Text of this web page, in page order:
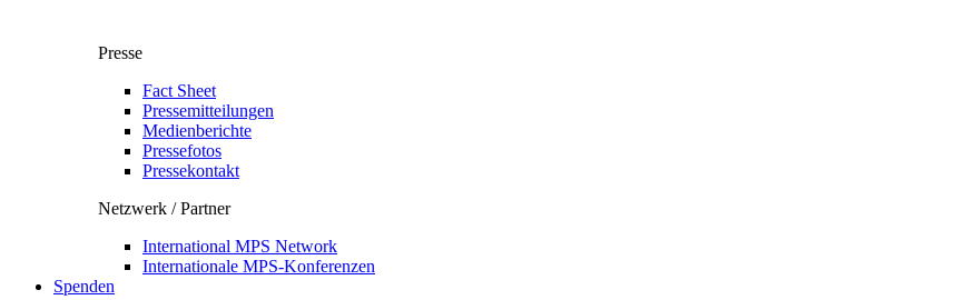
Presse
Fact Sheet
Pressemitteilungen
Medienberichte
Pressefotos
Pressekontakt
Netzwerk / Partner
International MPS Network
Internationale MPS-Konferenzen
Spenden